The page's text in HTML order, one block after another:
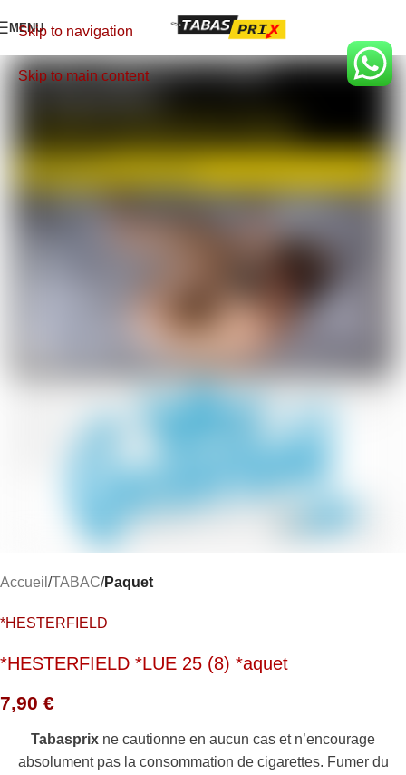
Skip to navigation
Skip to main content
MENU
Accueil TABAC Paquet
*HESTERFIELD
*HESTERFIELD *LUE 25 (8) *aquet
7,90 €
Tabasprix ne cautionne en aucun cas et n’encourage
absolument pas la consommation de cigarettes. Fumer du